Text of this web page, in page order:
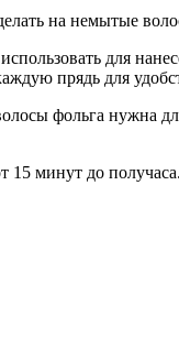
на немытые
для
прядь для
фольга нужна
минут до